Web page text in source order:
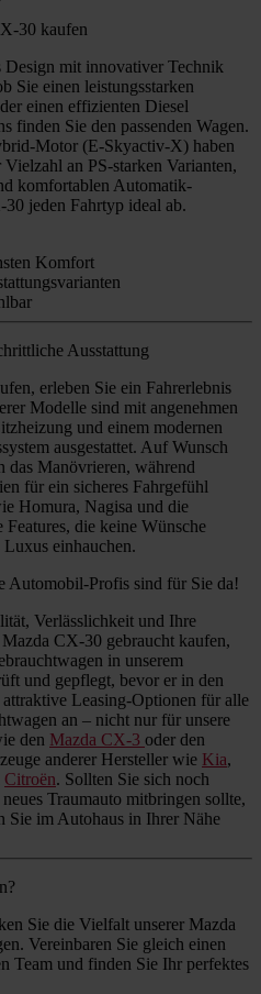
30 kaufen
mit innovativer Technik
Sie einen leistungsstarken
einen effizienten Diesel
finden Sie den passenden Wagen.
Motor (E-Skyactiv-X) haben
an PS-starken Varianten,
komfortablen Automatik-
jeden Fahrtyp ideal ab.
Komfort
Ausstattung
erleben Sie ein Fahrerlebnis
Modelle sind mit angenehmen
und einem modernen
ausgestattet. Auf Wunsch
das Manövrieren, während
für ein sicheres Fahrgefühl
Homura, Nagisa und die
die keine Wünsche
einhauchen.
Profis sind für Sie da!
Verlässlichkeit und Ihre
CX-30 gebraucht kaufen,
in unserem
und gepflegt, bevor er in den
Leasing-Optionen für alle
an – nicht nur für unsere
den Mazda CX-3 oder den
anderer Hersteller wie Kia,
Citroën. Sollten Sie sich noch
Traumauto mitbringen sollte,
Sie im Autohaus in Ihrer Nähe
Sie die Vielfalt unserer Mazda
Vereinbaren Sie gleich einen
Team und finden Sie Ihr perfektes